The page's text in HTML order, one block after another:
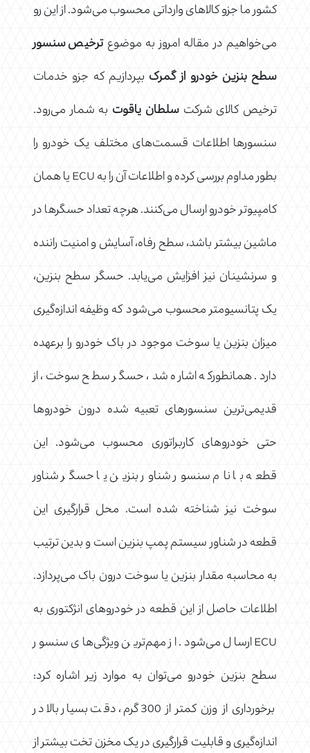
کشور ما جزو کالاهای وارداتی محسوب می‌شود. از این رو
می‌خواهیم در مقاله امروز به موضوعترخیص سنسور
سطح بنزین خودرو از گمرک بپردازیم که جزو خدمات
ترخیص کالای شرکتسلطان یاقوت به شمار می‌رود.
سنسورها اطلاعات قسمت‌های مختلف یک خودرو را
بطور مداوم بررسی کرده و اطلاعات آن را به ECU یا همان
کامپیوتر خودرو ارسال می‌کنند. هرچه تعداد حسگرها در
ماشین بیشتر باشد، سطح رفاه، آسایش و امنیت راننده
و سرنشینان نیز افزایش می‌یابد. حسگر سطح بنزین،
یک پتانسیومتر محسوب می‌شود که وظیفه اندازه‌گیری
میزان بنزین یا سوخت موجود در باک خودرو را برعهده
دارد. همانطورکه اشاره شد، حسگر سطح سوخت، از
قدیمی‌ترین سنسورهای تعبیه شده درون خودروها
حتی خودروهای کاربراتوری محسوب می‌شود. این
قطعه با نام سنسور شناور بنزین یا حسگر شناور
سوخت نیز شناخته شده است. محل قرارگیری این
قطعه در شناور سیستم پمپ بنزین است و بدین ترتیب
به محاسبه مقدار بنزین یا سوخت درون باک می‌پردازد.
اطلاعات حاصل از این قطعه در خودروهای انژکتوری به
ECU ارسال می‌شود. از مهم‌ترین ویژگی‌های سنسور
سطح بنزین خودرو می‌توان به موارد زیر اشاره کرد:
برخورداری از وزن کمتر از 300 گرم، دقت بسیار بالا در
اندازه‌گیری و قابلیت قرارگیری در یک مخزن تخت بیشتر از